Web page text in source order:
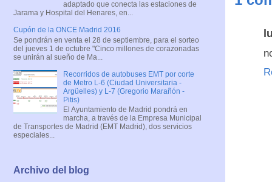
adaptado que conecta las estaciones de
Jarama y Hospital del Henares, en...
Cupón de la ONCE Madrid 2016
Se pondrán en venta el 28 de septiembre, para el sorteo
del jueves 1 de octubre "Cinco millones de corazonadas
se unirán al sueño de Ma...
Recorridos de autobuses EMT por corte
de Metro L-6 (Ciudad Universitaria -
Argüelles) y L-7 (Gregorio Marañón -
Pitis)
El Ayuntamiento de Madrid pondrá en
marcha, a través de la Empresa Municipal
de Transportes de Madrid (EMT Madrid), dos servicios
especiales...
Archivo del blog